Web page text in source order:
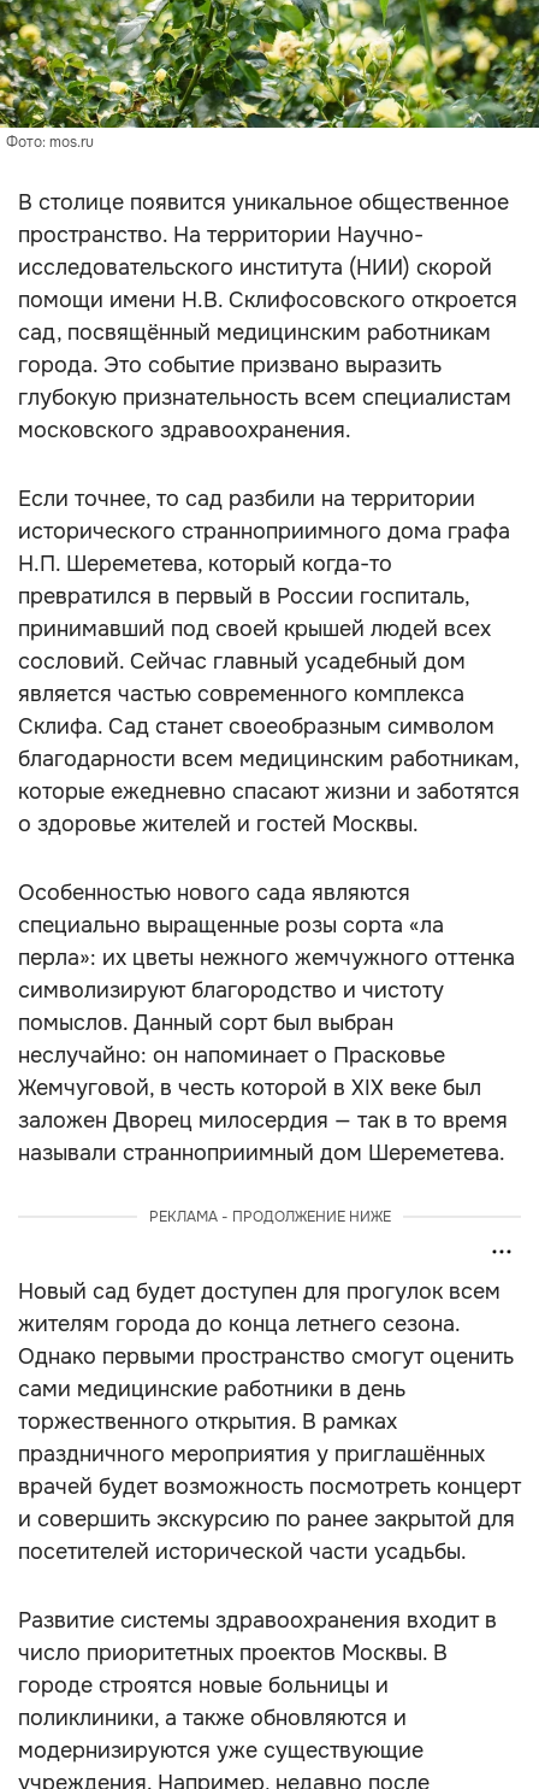
Фото: mos.ru
В столице появится уникальное общественное
пространство. На территории Научно-
исследовательского института (НИИ) скорой
помощи имени Н.В. Склифосовского откроется
сад, посвящённый медицинским работникам
города. Это событие призвано выразить
глубокую признательность всем специалистам
московского здравоохранения.
Если точнее, то сад разбили на территории
исторического странноприимного дома графа
Н.П. Шереметева, который когда-то
превратился в первый в России госпиталь,
принимавший под своей крышей людей всех
сословий. Сейчас главный усадебный дом
является частью современного комплекса
Склифа. Сад станет своеобразным символом
благодарности всем медицинским работникам,
которые ежедневно спасают жизни и заботятся
о здоровье жителей и гостей Москвы.
Особенностью нового сада являются
специально выращенные розы сорта «ла
перла»: их цветы нежного жемчужного оттенка
символизируют благородство и чистоту
помыслов. Данный сорт был выбран
неслучайно: он напоминает о Прасковье
Жемчуговой, в честь которой в XIX веке был
заложен Дворец милосердия — так в то время
называли странноприимный дом Шереметева.
РЕКЛАМА - ПРОДОЛЖЕНИЕ НИЖЕ
Новый сад будет доступен для прогулок всем
жителям города до конца летнего сезона.
Однако первыми пространство смогут оценить
сами медицинские работники в день
торжественного открытия. В рамках
праздничного мероприятия у приглашённых
врачей будет возможность посмотреть концерт
и совершить экскурсию по ранее закрытой для
посетителей исторической части усадьбы.
Развитие системы здравоохранения входит в
число приоритетных проектов Москвы. В
городе строятся новые больницы и
поликлиники, а также обновляются и
модернизируются уже существующие
учреждения. Например, недавно после